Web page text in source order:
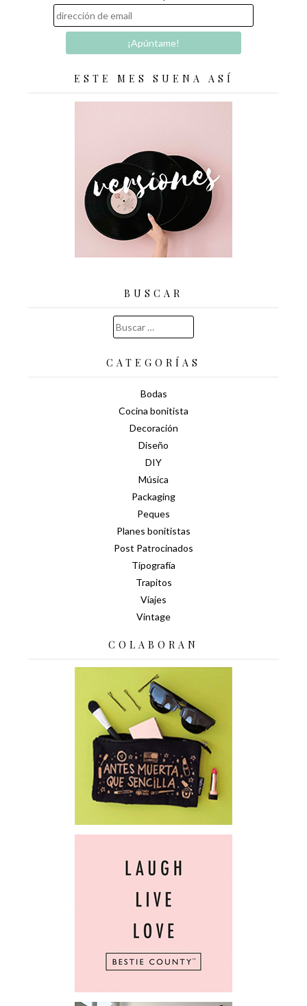
ESTE MES SUENA ASÍ
BUSCAR
Buscar:
CATEGORÍAS
Bodas
Cocina bonitista
Decoración
Diseño
DIY
Música
Packaging
Peques
Planes bonitistas
Post Patrocinados
Tipografía
Trapitos
Viajes
Vintage
COLABORAN